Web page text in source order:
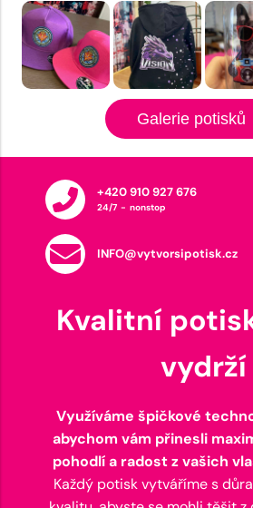
Galerie potisků
+420 910 927 676
24/7 - nonstop
INFO@vytvorsipotisk.cz
Kvalitní
vydrží
Využíváme špičkové
abychom vám přinesli
pohodlí a radost z vašich
Každý potisk vytváříme s